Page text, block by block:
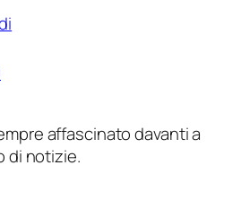
affascinato davanti a
di notizie.